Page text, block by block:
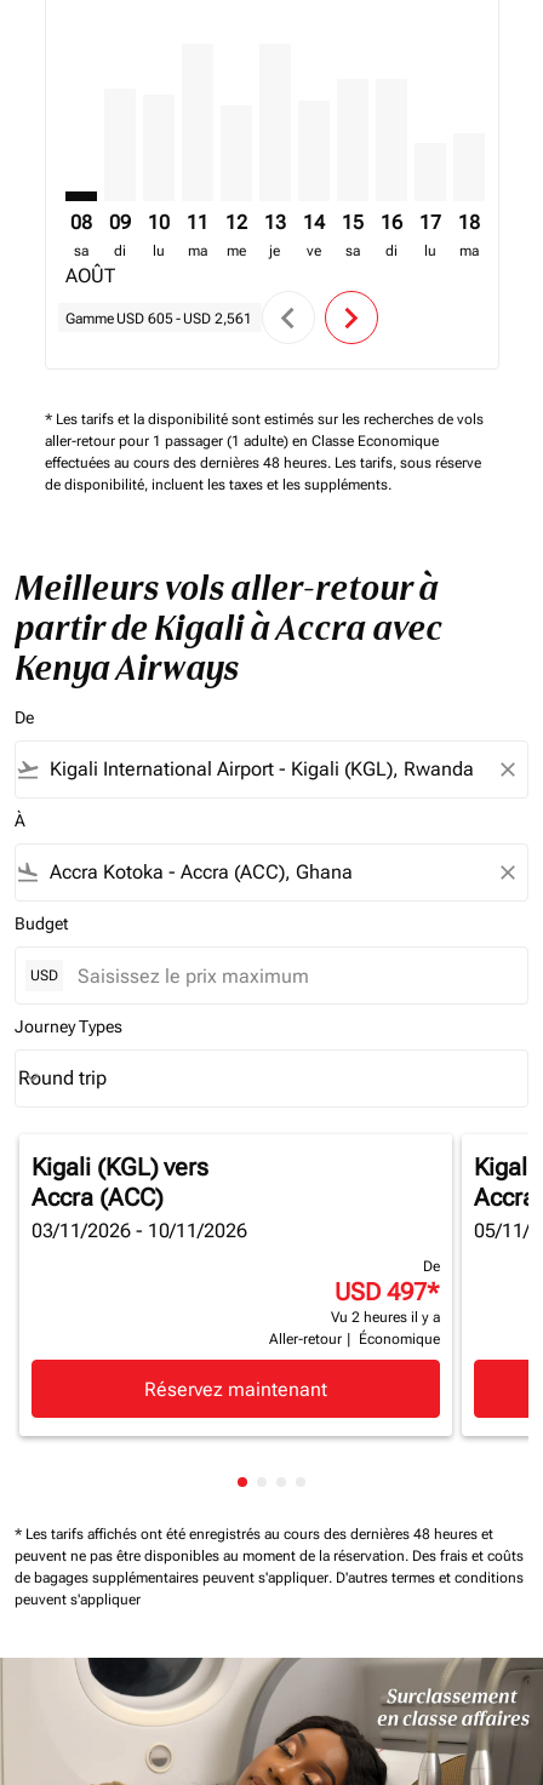
08
sa
AOÛT
09
di
10
lu
11
ma
12
me
13
je
14
ve
15
sa
16
di
17
lu
18
ma
Gamme USD 605- USD 2,561 chevron_left chevron_right
* Les tarifs et la disponibilité sont estimés sur les recherches de vols
aller-retour pour 1 passager (1 adulte) en Classe Economique
effectuées au cours des dernières 48 heures. Les tarifs, sous réserve
de disponibilité, incluent les taxes et les suppléments.
Meilleurs vols aller-retour à
partir de Kigali à Accra avec
Kenya Airways
De
flight_takeoff close
À
flight_land close
Budget
USD
Journey Types
Journey Types option Round trip Selected
Round trip
keyboard_arrow_down
Kigali (KGL)vers
Accra (ACC)
03/11/2026 - 10/11/2026
De
USD 497*
Vu 2 heures il y a
Aller-retour
Économique
Réservez maintenant
Kigali
Accra
05/11/
Affichage de cmp-pagination-
* Les tarifs affichés ont été enregistrés au cours des dernières 48 heures et
peuvent ne pas être disponibles au moment de la réservation. Des frais et coûts
de bagages supplémentaires peuvent s'appliquer. D'autres termes et conditions
peuvent s'appliquer